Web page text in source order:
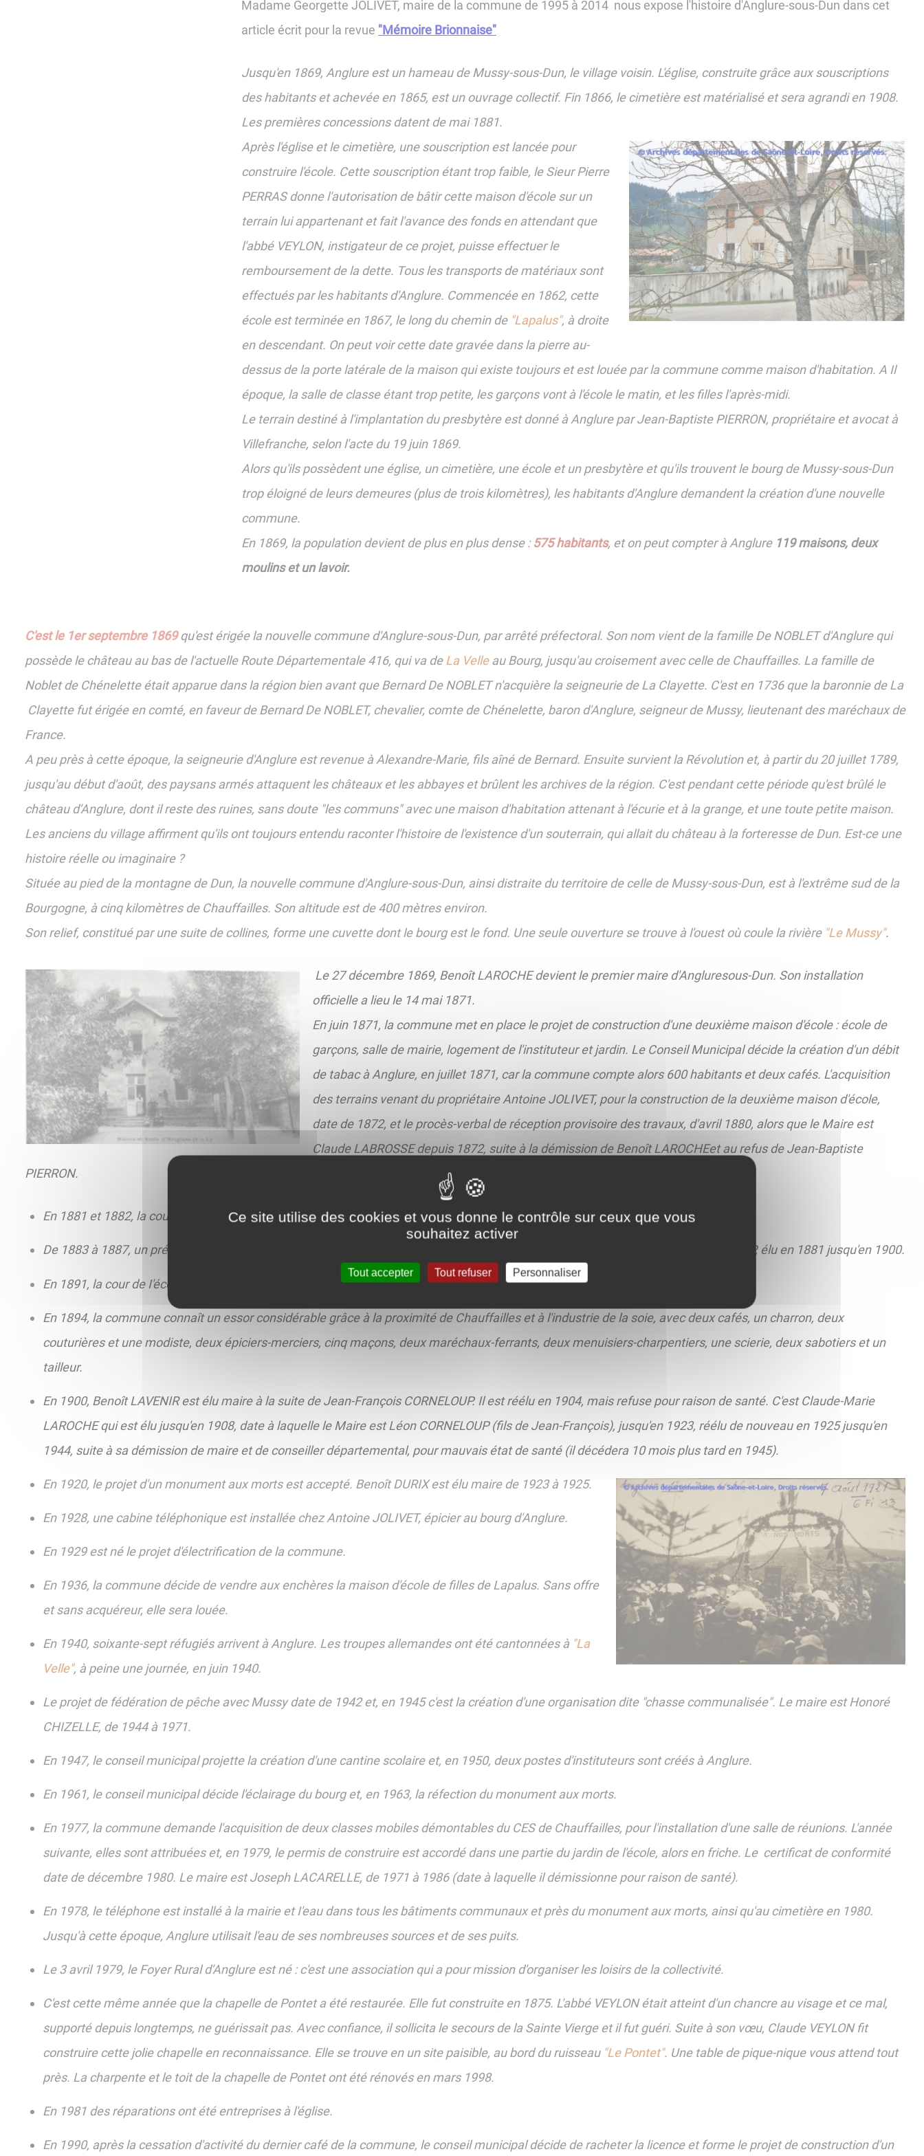
Madame Georgette JOLIVET, maire de la commune de 1995 à 2014 nous expose l'histoire d'Anglure-sous-Dun dans cet
article écrit pour la revue "Mémoire Brionnaise"
Jusqu'en 1869, Anglure est un hameau de Mussy-sous-Dun, le village voisin. L'église, construite grâce aux souscriptions
des habitants et achevée en 1865, est un ouvrage collectif. Fin 1866, le cimetière est matérialisé et sera agrandi en 1908.
Les premières concessions datent de mai 1881.
Après l'église et le cimetière, une souscription est lancée pour
construire l'école. Cette souscription étant trop faible, le Sieur Pierre
PERRAS donne l'autorisation de bâtir cette maison d'école sur un
terrain lui appartenant et fait l'avance des fonds en attendant que
l'abbé VEYLON, instigateur de ce projet, puisse effectuer le
remboursement de la dette. Tous les transports de matériaux sont
effectués par les habitants d'Anglure. Commencée en 1862, cette
école est terminée en 1867, le long du chemin de "Lapalus", à droite
en descendant. On peut voir cette date gravée dans la pierre au-
dessus de la porte latérale de la maison qui existe toujours et est louée par la commune comme maison d'habitation. A Il
époque, la salle de classe étant trop petite, les garçons vont à l'école le matin, et les filles l'après-midi.
Le terrain destiné à l'implantation du presbytère est donné à Anglure par Jean-Baptiste PIERRON, propriétaire et avocat à
Villefranche, selon l'acte du 19 juin 1869.
Alors qu'ils possèdent une église, un cimetière, une école et un presbytère et qu'ils trouvent le bourg de Mussy-sous-Dun
trop éloigné de leurs demeures (plus de trois kilomètres), les habitants d'Anglure demandent la création d'une nouvelle
commune.
En 1869, la population devient de plus en plus dense :575 habitants, et on peut compter à Anglure 119 maisons, deux
moulins et un lavoir.
C'est le 1er septembre 1869qu'est érigée la nouvelle commune d'Anglure-sous-Dun, par arrêté préfectoral. Son nom vient de la famille De NOBLET d'Anglure qui
possède le château au bas de l'actuelle Route Départementale 416, qui va deLa Velleau Bourg, jusqu'au croisement avec celle de Chauffailles. La famille de
Noblet de Chénelette était apparue dans la région bien avant que Bernard De NOBLET n'acquière la seigneurie de La Clayette. C'est en 1736 que la baronnie de La
Clayette fut érigée en comté, en faveur de Bernard De NOBLET, chevalier, comte de Chénelette, baron d'Anglure, seigneur de Mussy, lieutenant des maréchaux de
France.
A peu près à cette époque, la seigneurie d'Anglure est revenue à Alexandre-Marie, fils aîné de Bernard. Ensuite survient la Révolution et, à partir du 20 juillet 1789,
jusqu'au début d'août, des paysans armés attaquent les châteaux et les abbayes et brûlent les archives de la région. C'est pendant cette période qu'est brûlé le
château d'Anglure, dont il reste des ruines, sans doute "les communs" avec une maison d'habitation attenant à l'écurie et à la grange, et une toute petite maison.
Les anciens du village affirment qu'ils ont toujours entendu raconter l'histoire de l'existence d'un souterrain, qui allait du château à la forteresse de Dun. Est-ce une
histoire réelle ou imaginaire ?
Située au pied de la montagne de Dun, la nouvelle commune d'Anglure-sous-Dun, ainsi distraite du territoire de celle de Mussy-sous-Dun, est à l'extrême sud de la
Bourgogne, à cinq kilomètres de Chauffailles. Son altitude est de 400 mètres environ.
Son relief, constitué par une suite de collines, forme une cuvette dont le bourg est le fond. Une seule ouverture se trouve à l'ouest où coule la rivière "Le Mussy".
Le 27 décembre 1869, Benoît LAROCHE devient le premier maire d'Angluresous-Dun. Son installation
officielle a lieu le 14 mai 1871.
En juin 1871, la commune met en place le projet de construction d'une deuxième maison d'école : école de
garçons, salle de mairie, logement de l'instituteur et jardin. Le Conseil Municipal décide la création d'un débit
de tabac à Anglure, en juillet 1871, car la commune compte alors 600 habitants et deux cafés. L'acquisition
des terrains venant du propriétaire Antoine JOLIVET, pour la construction de la deuxième maison d'école,
date de 1872, et le procès-verbal de réception provisoire des travaux, d'avril 1880, alors que le Maire est
Claude LABROSSE depuis 1872, suite à la démission de Benoît LAROCHEet au refus de Jean-Baptiste
PIERRON.
En 1881 et 1882, la cour de l'école et le jardin de l'instituteur ont été clôturés,
De 1883 à 1887, un préau est construit à l'école de garçons et un puits est creusé, alors que le Maire est Jean-François CORNELOUP, élu en 1881 jusqu'en 1900.
En 1891, la cour de I'école de filles s'agrandit et est clôturée. A cette époque, 60 élèves fréquentent les deux écoles d'Anglure.
En 1894, la commune connaît un essor considérable grâce à la proximité de Chauffailles et à l'industrie de la soie, avec deux cafés, un charron, deux
couturières et une modiste, deux épiciers-merciers, cinq maçons, deux maréchaux-ferrants, deux menuisiers-charpentiers, une scierie, deux sabotiers et un
tailleur.
En 1900, Benoît LAVENIR est élu maire à la suite de Jean-François CORNELOUP. Il est réélu en 1904, mais refuse pour raison de santé. C'est Claude-Marie
LAROCHE qui est élu jusqu'en 1908, date à laquelle le Maire est Léon CORNELOUP (fils de Jean-François), jusqu'en 1923, réélu de nouveau en 1925 jusqu'en
1944, suite à sa démission de maire et de conseiller départemental, pour mauvais état de santé (il décédera 10 mois plus tard en 1945).
En 1920, le projet d'un monument aux morts est accepté. Benoît DURIX est élu maire de 1923 à 1925.
En 1928, une cabine téléphonique est installée chez Antoine JOLIVET, épicier au bourg d'Anglure.
En 1929 est né le projet d'électrification de la commune.
En 1936, la commune décide de vendre aux enchères la maison d'école de filles de Lapalus. Sans offre
et sans acquéreur, elle sera louée.
En 1940, soixante-sept réfugiés arrivent à Anglure. Les troupes allemandes ont été cantonnées à "La
Velle", à peine une journée, en juin 1940.
Le projet de fédération de pêche avec Mussy date de 1942 et, en 1945 c'est la création d'une organisation dite "chasse communalisée". Le maire est Honoré
CHIZELLE, de 1944 à 1971.
En 1947, le conseil municipal projette la création d'une cantine scolaire et, en 1950, deux postes d'instituteurs sont créés à Anglure.
En 1961, le conseil municipal décide l'éclairage du bourg et, en 1963, la réfection du monument aux morts.
En 1977, la commune demande l'acquisition de deux classes mobiles démontables du CES de Chauffailles, pour l'installation d'une salle de réunions. L'année
suivante, elles sont attribuées et, en 1979, le permis de construire est accordé dans une partie du jardin de l'école, alors en friche. Le certificat de conformité
date de décembre 1980. Le maire est Joseph LACARELLE, de 1971 à 1986 (date à laquelle il démissionne pour raison de santé).
En 1978, le téléphone est installé à la mairie et I'eau dans tous les bâtiments communaux et près du monument aux morts, ainsi qu'au cimetière en 1980.
Jusqu'à cette époque, Anglure utilisait l'eau de ses nombreuses sources et de ses puits.
Le 3 avril 1979, le Foyer Rural d'Anglure est né : c'est une association qui a pour mission d'organiser les loisirs de la collectivité.
C'est cette même année que la chapelle de Pontet a été restaurée. Elle fut construite en 1875. L'abbé VEYLON était atteint d'un chancre au visage et ce mal,
supporté depuis longtemps, ne guérissait pas. Avec confiance, il sollicita le secours de la Sainte Vierge et il fut guéri. Suite à son vœu, Claude VEYLON fit
construire cette jolie chapelle en reconnaissance. Elle se trouve en un site paisible, au bord du ruisseau "Le Pontet". Une table de pique-nique vous attend tout
près. La charpente et le toit de la chapelle de Pontet ont été rénovés en mars 1998.
En 1981 des réparations ont été entreprises à l'église.
En 1990, après la cessation d'activité du dernier café de la commune, le conseil municipal décide de racheter la licence et forme le projet de construction d'un
Ce site utilise des cookies et vous donne le contrôle sur ceux que vous
souhaitez activer
Tout accepter Tout refuser Personnaliser